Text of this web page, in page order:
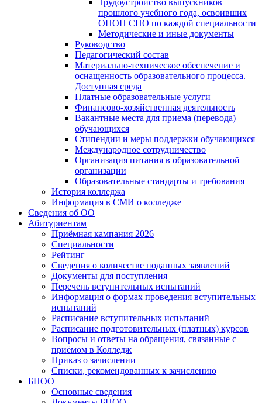
Трудоустройство выпускников
прошлого учебного года, освоивших
ОПОП СПО по каждой специальности
Методические и иные документы
Руководство
Педагогический состав
Материально-техническое обеспечение и
оснащенность образовательного процесса.
Доступная среда
Платные образовательные услуги
Финансово-хозяйственная деятельность
Вакантные места для приема (перевода)
обучающихся
Стипендии и меры поддержки обучающихся
Международное сотрудничество
Организация питания в образовательной
организации
Образовательные стандарты и требования
История колледжа
Информация в СМИ о колледже
Сведения об ОО
Абитуриентам
Приёмная кампания 2026
Специальности
Рейтинг
Сведения о количестве поданных заявлений
Документы для поступления
Перечень вступительных испытаний
Информация о формах проведения вступительных
испытаний
Расписание вступительных испытаний
Расписание подготовительных (платных) курсов
Вопросы и ответы на обращения, связанные с
приёмом в Колледж
Приказ о зачислении
Списки, рекомендованных к зачислению
БПОО
Основные сведения